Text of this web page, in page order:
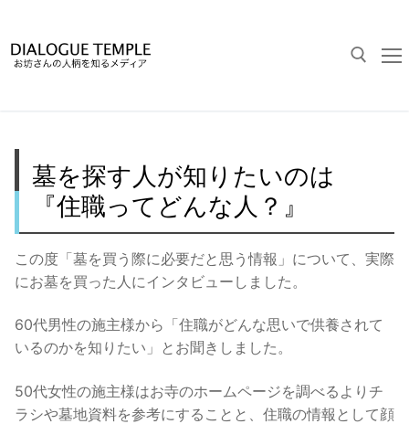
テ
墓を探す人が知りたいのは
『住職ってどんな人？』
この度「墓を買う際に必要だと思う情報」について、実際
にお墓を買った人にインタビューしました。
60代男性の施主様から「住職がどんな思いで供養されて
いるのかを知りたい」とお聞きしました。
50代女性の施主様はお寺のホームページを調べるよりチ
ラシや墓地資料を参考にすることと、住職の情報として顔